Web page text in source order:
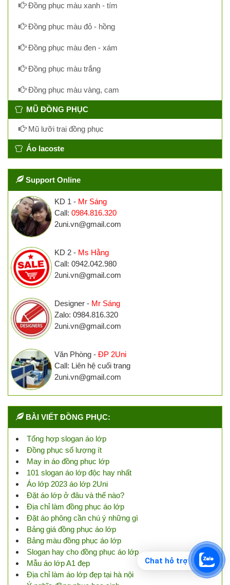
Đồng phục màu xanh - tím
Đồng phục màu đỏ - hồng
Đồng phục màu đen - xám
Đồng phục màu trắng
Đồng phục màu vàng, cam
MŨ ĐỒNG PHỤC
Mũ lưỡi trai đồng phục
Áo lacoste
Support Online
KD 1 - Mr Sáng
Call: 0984.816.320
2uni.vn@gmail.com
KD 2 - Ms Hằng
Call: 0942.042.980
2uni.vn@gmail.com
Designer - Mr Sáng
Zalo: 0984.816.320
2uni.vn@gmail.com
Văn Phòng - ĐP 2Uni
Call: Liên hệ cuối trang
2uni.vn@gmail.com
BÀI VIẾT ĐỒNG PHỤC:
Tổng hợp slogan áo lớp
Đồng phục số lượng ít
May in áo đồng phục lớp
101 slogan áo lớp độc hay nhất
Áo lớp 2023 áo lớp 2Uni
Đặt áo lớp ở đâu và thế nào?
Địa chỉ làm đồng phục áo lớp
Đặt áo phông cần chú ý những gì
Bảng giá đồng phục áo lớp
Bảng màu đồng phục áo lớp
Slogan hay cho đồng phục áo lớp
Mẫu áo lớp A1 đẹp
Địa chỉ làm áo lớp đẹp tại hà nội
Chat hỗ trợ